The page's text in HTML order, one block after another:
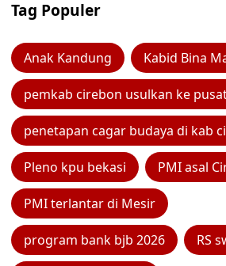
Tag Populer
Anak Kandung Kabid Bina
pemkab cirebon usulkan ke
penetapan cagar budaya di kab
Pleno kpu bekasi PMI asal
PMI terlantar di Mesir
program bank bjb 2026 RS